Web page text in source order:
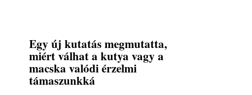
Egy új kutatás megmutatta,
miért válhat a kutya vagy a
macska valódi érzelmi
támaszunkká